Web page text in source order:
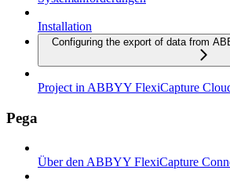
Installation
Configuring the export of data from
Project in ABBYY FlexiCapture
Pega
Über den ABBYY FlexiCapture